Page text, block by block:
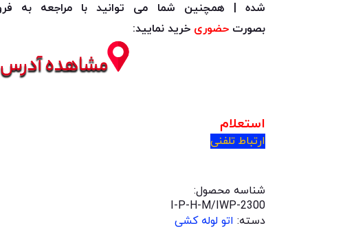
شده | همچنین شما می توانید با مراجعه به
بصورت حضوری خرید نمایید:
استعلام
ارتباط تلفنی
شناسه محصول:
I-P-H-M/IWP-2300
دسته: اتو لوله کشی